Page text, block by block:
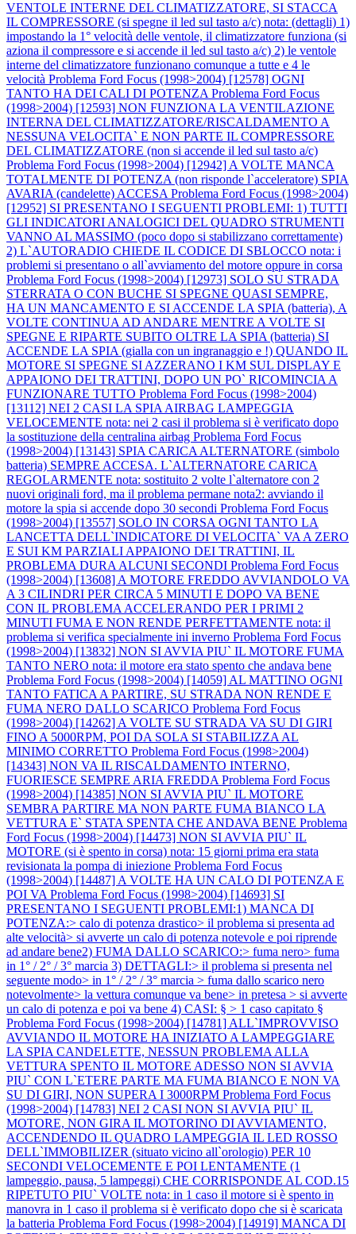
VENTOLE INTERNE DEL CLIMATIZZATORE, SI STACCA
IL COMPRESSORE (si spegne il led sul tasto a/c) nota: (dettagli) 1)
impostando la 1° velocità delle ventole, il climatizzatore funziona (si
aziona il compressore e si accende il led sul tasto a/c) 2) le ventole
interne del climatizzatore funzionano comunque a tutte e 4 le
velocità Problema Ford Focus (1998>2004) [12578] OGNI
TANTO HA DEI CALI DI POTENZA Problema Ford Focus
(1998>2004) [12593] NON FUNZIONA LA VENTILAZIONE
INTERNA DEL CLIMATIZZATORE/RISCALDAMENTO A
NESSUNA VELOCITA` E NON PARTE IL COMPRESSORE
DEL CLIMATIZZATORE (non si accende il led sul tasto a/c)
Problema Ford Focus (1998>2004) [12942] A VOLTE MANCA
TOTALMENTE DI POTENZA (non risponde l`acceleratore) SPIA
AVARIA (candelette) ACCESA Problema Ford Focus (1998>2004)
[12952] SI PRESENTANO I SEGUENTI PROBLEMI: 1) TUTTI
GLI INDICATORI ANALOGICI DEL QUADRO STRUMENTI
VANNO AL MASSIMO (poco dopo si stabilizzano correttamente)
2) L`AUTORADIO CHIEDE IL CODICE DI SBLOCCO nota: i
problemi si presentano o all`avviamento del motore oppure in corsa
Problema Ford Focus (1998>2004) [12973] SOLO SU STRADA
STERRATA O CON BUCHE SI SPEGNE QUASI SEMPRE,
HA UN MANCAMENTO E SI ACCENDE LA SPIA (batteria), A
VOLTE CONTINUA AD ANDARE MENTRE A VOLTE SI
SPEGNE E RIPARTE SUBITO OLTRE LA SPIA (batteria) SI
ACCENDE LA SPIA (gialla con un ingranaggio e !) QUANDO IL
MOTORE SI SPEGNE SI AZZERANO I KM SUL DISPLAY E
APPAIONO DEI TRATTINI, DOPO UN PO` RICOMINCIA A
FUNZIONARE TUTTO Problema Ford Focus (1998>2004)
[13112] NEI 2 CASI LA SPIA AIRBAG LAMPEGGIA
VELOCEMENTE nota: nei 2 casi il problema si è verificato dopo
la sostituzione della centralina airbag Problema Ford Focus
(1998>2004) [13143] SPIA CARICA ALTERNATORE (simbolo
batteria) SEMPRE ACCESA. L`ALTERNATORE CARICA
REGOLARMENTE nota: sostituito 2 volte l`alternatore con 2
nuovi originali ford, ma il problema permane nota2: avviando il
motore la spia si accende dopo 30 secondi Problema Ford Focus
(1998>2004) [13557] SOLO IN CORSA OGNI TANTO LA
LANCETTA DELL`INDICATORE DI VELOCITA` VA A ZERO
E SUI KM PARZIALI APPAIONO DEI TRATTINI, IL
PROBLEMA DURA ALCUNI SECONDI Problema Ford Focus
(1998>2004) [13608] A MOTORE FREDDO AVVIANDOLO VA
A 3 CILINDRI PER CIRCA 5 MINUTI E DOPO VA BENE
CON IL PROBLEMA ACCELERANDO PER I PRIMI 2
MINUTI FUMA E NON RENDE PERFETTAMENTE nota: il
problema si verifica specialmente ini inverno Problema Ford Focus
(1998>2004) [13832] NON SI AVVIA PIU` IL MOTORE FUMA
TANTO NERO nota: il motore era stato spento che andava bene
Problema Ford Focus (1998>2004) [14059] AL MATTINO OGNI
TANTO FATICA A PARTIRE, SU STRADA NON RENDE E
FUMA NERO DALLO SCARICO Problema Ford Focus
(1998>2004) [14262] A VOLTE SU STRADA VA SU DI GIRI
FINO A 5000RPM, POI DA SOLA SI STABILIZZA AL
MINIMO CORRETTO Problema Ford Focus (1998>2004)
[14343] NON VA IL RISCALDAMENTO INTERNO,
FUORIESCE SEMPRE ARIA FREDDA Problema Ford Focus
(1998>2004) [14385] NON SI AVVIA PIU` IL MOTORE
SEMBRA PARTIRE MA NON PARTE FUMA BIANCO LA
VETTURA E` STATA SPENTA CHE ANDAVA BENE Problema
Ford Focus (1998>2004) [14473] NON SI AVVIA PIU` IL
MOTORE (si è spento in corsa) nota: 15 giorni prima era stata
revisionata la pompa di iniezione Problema Ford Focus
(1998>2004) [14487] A VOLTE HA UN CALO DI POTENZA E
POI VA Problema Ford Focus (1998>2004) [14693] SI
PRESENTANO I SEGUENTI PROBLEMI:1) MANCA DI
POTENZA:> calo di potenza drastico> il problema si presenta ad
alte velocità> si avverte un calo di potenza notevole e poi riprende
ad andare bene2) FUMA DALLO SCARICO:> fuma nero> fuma
in 1° / 2° / 3° marcia 3) DETTAGLI:> il problema si presenta nel
seguente modo> in 1° / 2° / 3° marcia > fuma dallo scarico nero
notevolmente> la vettura comunque va bene> in pretesa > si avverte
un calo di potenza e poi va bene 4) CASI: § > 1 caso capitato §
Problema Ford Focus (1998>2004) [14781] ALL`IMPROVVISO
AVVIANDO IL MOTORE HA INIZIATO A LAMPEGGIARE
LA SPIA CANDELETTE, NESSUN PROBLEMA ALLA
VETTURA SPENTO IL MOTORE ADESSO NON SI AVVIA
PIU` CON L`ETERE PARTE MA FUMA BIANCO E NON VA
SU DI GIRI, NON SUPERA I 3000RPM Problema Ford Focus
(1998>2004) [14783] NEI 2 CASI NON SI AVVIA PIU` IL
MOTORE, NON GIRA IL MOTORINO DI AVVIAMENTO,
ACCENDENDO IL QUADRO LAMPEGGIA IL LED ROSSO
DELL`IMMOBILIZER (situato vicino all`orologio) PER 10
SECONDI VELOCEMENTE E POI LENTAMENTE (1
lampeggio, pausa, 5 lampeggi) CHE CORRISPONDE AL COD.15
RIPETUTO PIU` VOLTE nota: in 1 caso il motore si è spento in
manovra in 1 caso il problema si è verificato dopo che si è scaricata
la batteria Problema Ford Focus (1998>2004) [14919] MANCA DI